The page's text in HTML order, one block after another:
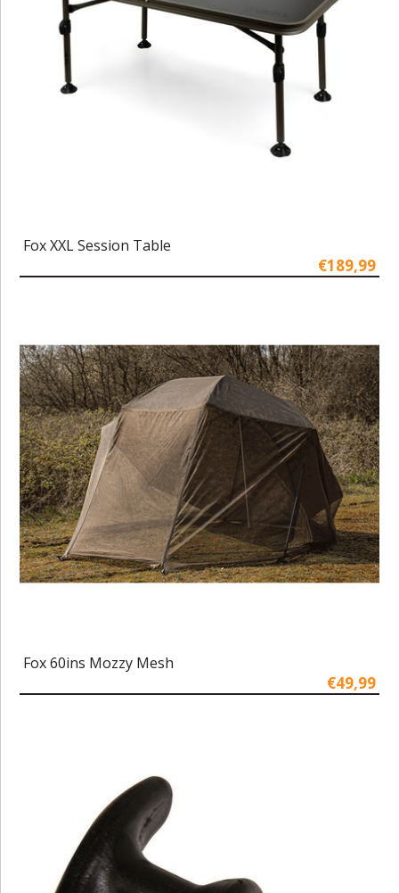
Fox XXL Session Table
€189,99
Fox 60ins Mozzy Mesh
€49,99